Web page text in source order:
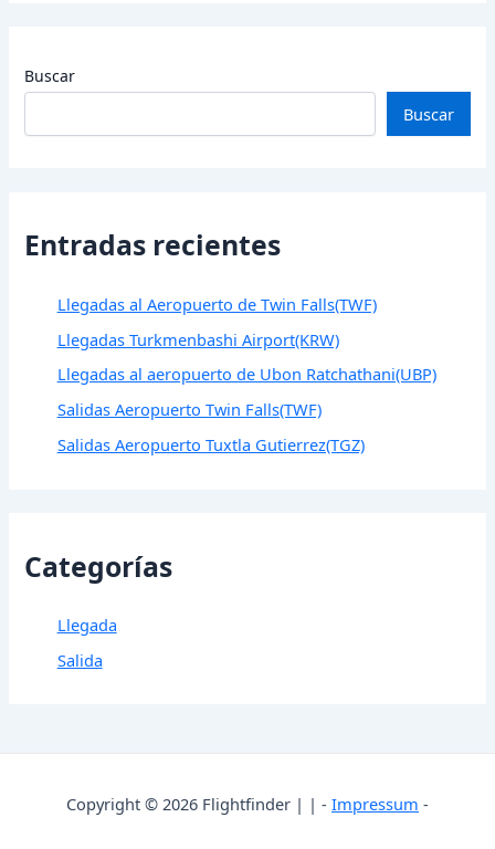
Buscar
Buscar
Entradas recientes
Llegadas al Aeropuerto de Twin Falls(TWF)
Llegadas Turkmenbashi Airport(KRW)
Llegadas al aeropuerto de Ubon Ratchathani(UBP)
Salidas Aeropuerto Twin Falls(TWF)
Salidas Aeropuerto Tuxtla Gutierrez(TGZ)
Categorías
Llegada
Salida
Copyright © 2026 Flightfinder | | - Impressum -